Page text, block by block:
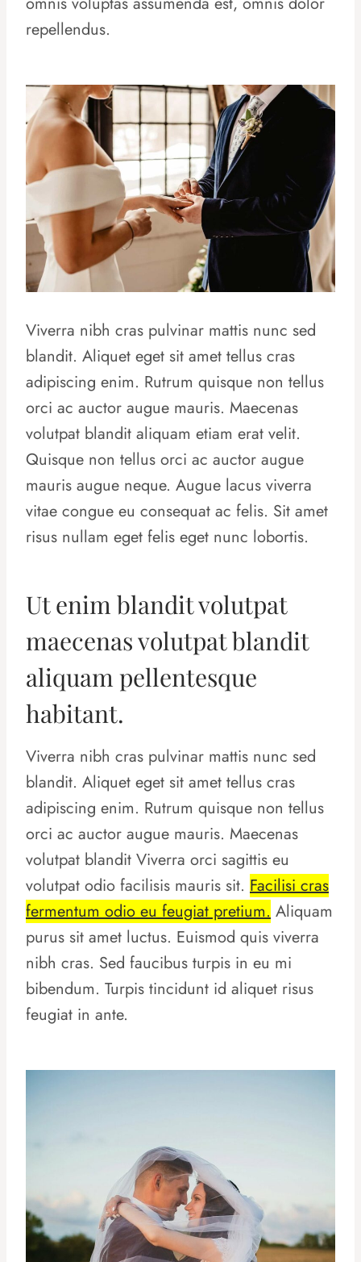
repellendus.
Viverra nibh cras pulvinar mattis nunc sed
blandit. Aliquet eget sit amet tellus cras
adipiscing enim. Rutrum quisque non tellus
orci ac auctor augue mauris. Maecenas
volutpat blandit aliquam etiam erat velit.
Quisque non tellus orci ac auctor augue
mauris augue neque. Augue lacus viverra
vitae congue eu consequat ac felis. Sit amet
risus nullam eget felis eget nunc lobortis.
Ut enim blandit volutpat
maecenas volutpat blandit
aliquam pellentesque
habitant.
Viverra nibh cras pulvinar mattis nunc sed
blandit. Aliquet eget sit amet tellus cras
adipiscing enim. Rutrum quisque non tellus
orci ac auctor augue mauris. Maecenas
volutpat blandit Viverra orci sagittis eu
volutpat odio facilisis mauris sit. Facilisi cras
fermentum odio eu feugiat pretium. Aliquam
purus sit amet luctus. Euismod quis viverra
nibh cras. Sed faucibus turpis in eu mi
bibendum. Turpis tincidunt id aliquet risus
feugiat in ante.